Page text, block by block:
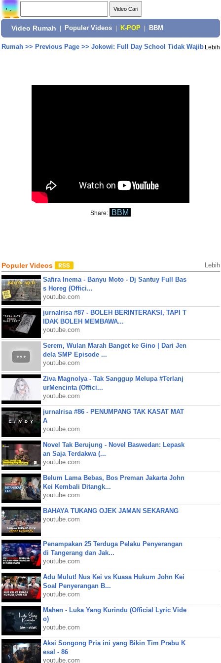
Video Rumah Populer Videos K-POP BBM
Rumah>> Previous Page>> Jokowi: Full Day School Tidak Wajib Lebih
Share: BBM
Populer Videos Lebih
Safira Inema - Banyu Moto - Dj Santuy Full Bas
s Horeg (Offici...
youtube.com
jurnalrisa #87 - BOLEH BERINTERAKSI, TAPI T
IDAK BOLEH MEMBAWA...
youtube.com
Serem, Wulan Marah Banget ke Gino | Dari Jen
dela SMP Episode ...
youtube.com
Ziva Magnolya - Tak Sanggup Melupa #Terlanj
urMencinta (Offici...
youtube.com
jurnalrisa #86 - PENUMPANG TAK KASAT MAT
A
youtube.com
Novel Tak Berujung - Novel Baswedan: Lepask
an Saja Terdakwa (...
youtube.com
Belum Lama Bebas, Bos Preman Jakarta John
Kei Kembali Ditangk...
youtube.com
BAHAYA TUKANG OJEK JAMAN SEKARANG
youtube.com
Penampakan 25 Terduga Pelaku Penyerangan
di Tangerang dan Jak...
youtube.com
Adu Mulut! Nus Kei vs Kuasa Hukum John Kei
Soal Penyerangan B...
youtube.com
Mahen - Luka Yang Kurindu (Official Lyric Vide
o)
youtube.com
Aksi Songong Pria ini yang Bikin Tim Prabu K
esal - 86
youtube.com